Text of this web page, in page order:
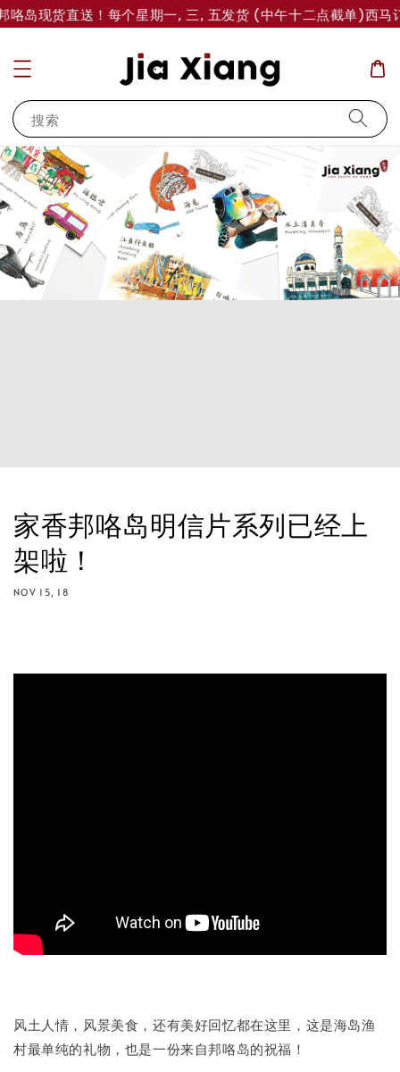
现货直送！每个星期一, 三, 五发货 (中午十二点截单)西马订
搜索
家香邦咯岛明信片系列已经上
架啦！
NOV 15, 18
风土人情，风景美食，还有美好回忆都在这里，这是海岛渔
村最单纯的礼物，也是一份来自邦咯岛的祝福！